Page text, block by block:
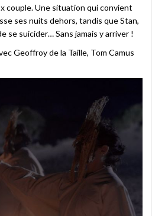
couple. Une situation qui convient
ses nuits dehors, tandis que Stan,
se suicider… Sans jamais y arriver !
Geoffroy de la Taille, Tom Camus